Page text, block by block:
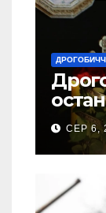
СЕР 6,